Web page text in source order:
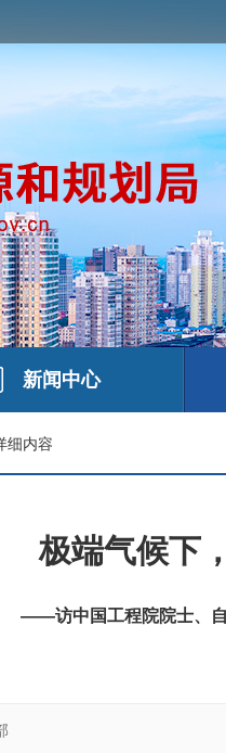
新闻中心
细内容
极端气候下
——访中国工程院院士、自